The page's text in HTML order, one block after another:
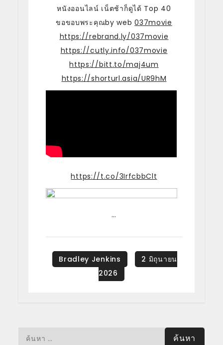
หนังออนไลน์ เน็ตช้าก็ดูได้ Top 40
ขอขอบพระคุณby web037movie
https://rebrand.ly/037movie
https://cutly.info/037movie
https://bitt.to/maj4um
https://shorturl.asia/UR9hM
https://t.co/3IrfcbbClt
…
ค้นหา